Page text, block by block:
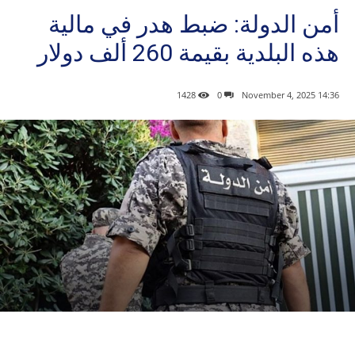
أمن الدولة: ضبط هدر في مالية
هذه البلدية بقيمة 260 ألف دولار
14:36 2025 ,November 4
0
1428